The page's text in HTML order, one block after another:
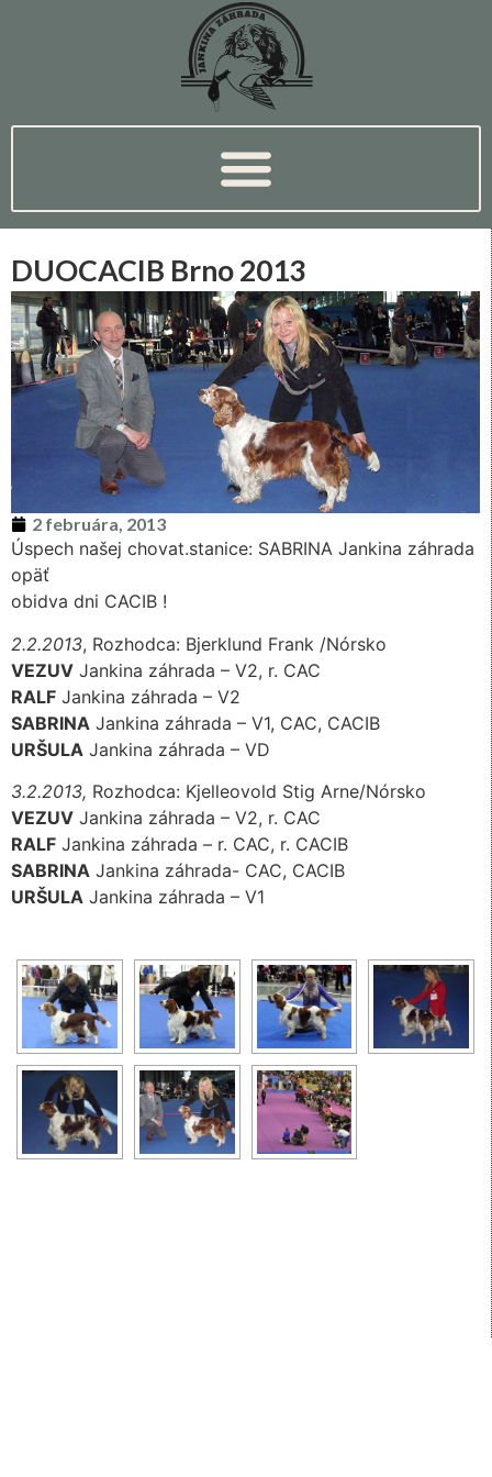
DUOCACIB Brno 2013
2 februára, 2013
Úspech našej chovat.stanice: SABRINA Jankina záhrada
opäť
obidva dni CACIB !
2.2.2013, Rozhodca: Bjerklund Frank /Nórsko
VEZUV Jankina záhrada – V2, r. CAC
RALF Jankina záhrada – V2
SABRINA Jankina záhrada – V1, CAC, CACIB
URŠULA Jankina záhrada – VD
3.2.2013, Rozhodca: Kjelleovold Stig Arne/Nórsko
VEZUV Jankina záhrada – V2, r. CAC
RALF Jankina záhrada – r. CAC, r. CACIB
SABRINA Jankina záhrada- CAC, CACIB
URŠULA Jankina záhrada – V1